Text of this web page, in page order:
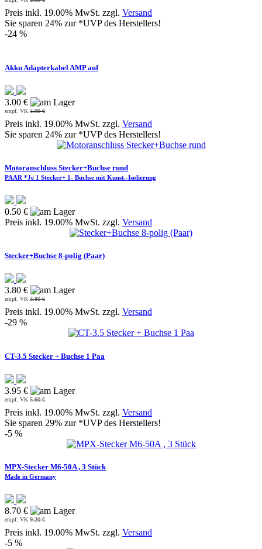
Preis inkl. 19.00% MwSt. zzgl. Versand
Sie sparen 24% zur *UVP des Herstellers!
-24 %
Akku Adapterkabel AMP auf
3.00 €
empf. VK 3.99 €
Preis inkl. 19.00% MwSt. zzgl. Versand
Sie sparen 24% zur *UVP des Herstellers!
Motoranschluss Stecker+Buchse rund
PAAR *Je 1 Stecker+ 1- Buchse mit Kunst.-Isolierung
0.50 €
Preis inkl. 19.00% MwSt. zzgl. Versand
Stecker+Buchse 8-polig (Paar)
3.80 €
empf. VK 3.80 €
Preis inkl. 19.00% MwSt. zzgl. Versand
-29 %
CT-3.5 Stecker + Buchse 1 Paa
3.95 €
empf. VK 5.60 €
Preis inkl. 19.00% MwSt. zzgl. Versand
Sie sparen 29% zur *UVP des Herstellers!
-5 %
MPX-Stecker M6-50A , 3 Stück
Made in Germany
8.70 €
empf. VK 9.20 €
Preis inkl. 19.00% MwSt. zzgl. Versand
-5 %